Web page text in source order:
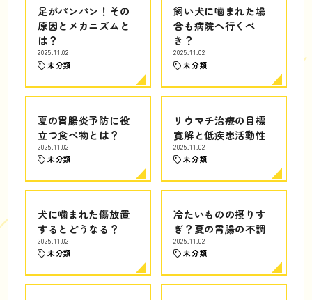
足がパンパン！その
原因とメカニズムと
は？
2025.11.02
未分類
飼い犬に噛まれた場
合も病院へ行くべ
き？
2025.11.02
未分類
夏の胃腸炎予防に役
立つ食べ物とは？
2025.11.02
未分類
リウマチ治療の目標
寛解と低疾患活動性
2025.11.02
未分類
犬に噛まれた傷放置
するとどうなる？
2025.11.02
未分類
冷たいものの摂りす
ぎ？夏の胃腸の不調
2025.11.02
未分類